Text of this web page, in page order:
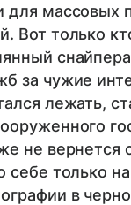
для массовых
Вот только
за чужие
лежать,
не вернется
себе только
в